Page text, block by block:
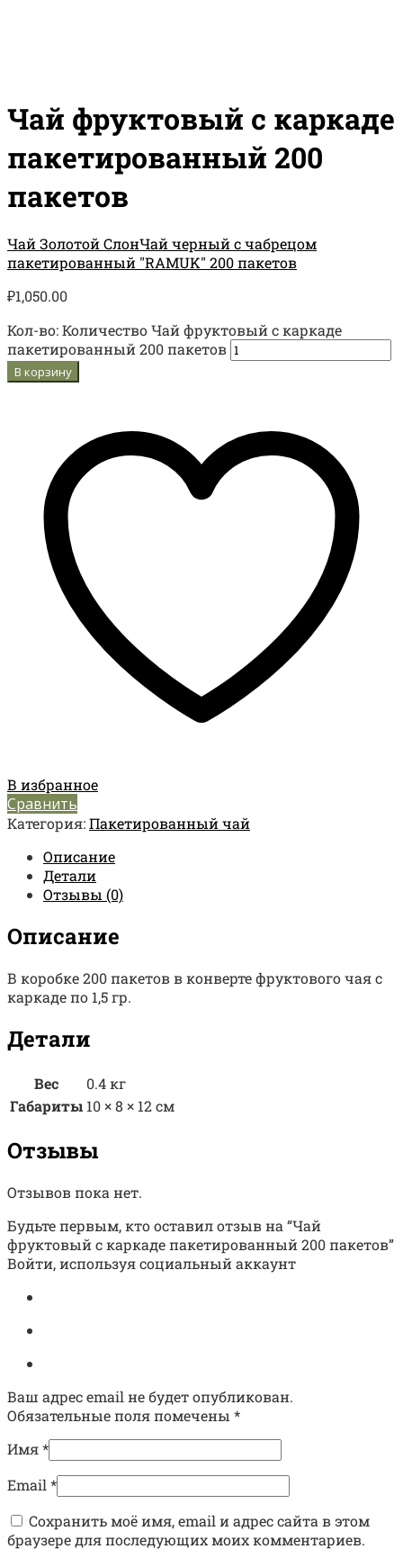
Чай фруктовый с каркаде
пакетированный 200
пакетов
Чай Золотой СлонЧай черный с чабрецом
пакетированный "RAMUK" 200 пакетов
₽1,050.00
Кол-во:Количество Чай фруктовый с каркаде
пакетированный 200 пакетов
В корзину
В избранное
Сравнить
Категория:Пакетированный чай
Описание
Детали
Отзывы (0)
Описание
В коробке 200 пакетов в конверте фруктового чая с
каркаде по 1,5 гр.
Детали
Вес
0.4 кг
Габариты 10 × 8 × 12 см
Отзывы
Отзывов пока нет.
Будьте первым, кто оставил отзыв на “Чай
фруктовый с каркаде пакетированный 200 пакетов”
Войти, используя социальный аккаунт
Ваш адрес email не будет опубликован.
Обязательные поля помечены *
Имя*
Email *
Сохранить моё имя, email и адрес сайта в этом
браузере для последующих моих комментариев.